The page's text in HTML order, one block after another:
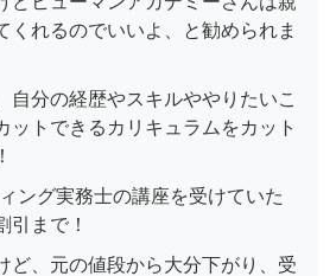
くれるのでいいよ、と勧められま
自分の経歴やスキルややりたいこ
ットできるカリキュラムをカット
ング実務士の講座を受けていた
引まで！
ど、元の値段から大分下がり、受